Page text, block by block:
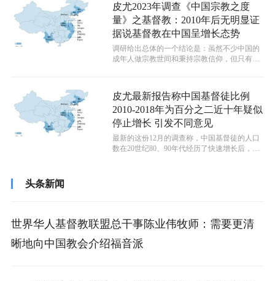
皮尤2023年调查《中国宗教之度
量》之基督教：2010年后无明显证
据说基督教在中国呈增长态势
调研给出总体的一个结论是：虽然不少中国的
成年人做宗教世间和秉持宗教信仰，但只有十
皮尤最新报告称中国基督徒比例
2010-2018年为百分之二近十年疑似
停止增长 引发不同意见
最新的这份12月的调查称，中国基督徒的人口
数在20世纪80、90年代经历了快速增长后，最
头条新闻
世界华人基督教联盟总干事陈业伟牧师：需要更清
晰地向中国教会介绍福音派